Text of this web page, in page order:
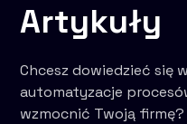
Artykuły
Chcesz dowiedzieć się
automatyzacje
wzmocnić Twoją